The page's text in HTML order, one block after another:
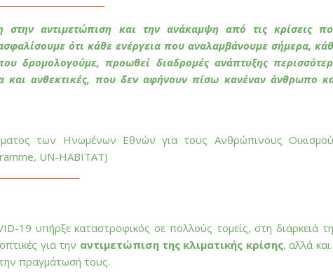
στην αντιμετώπιση και την ανάκαμψη από τις κρίσεις
ότι κάθε ενέργεια που αναλαμβάνουμε σήμερα,
δρομολογούμε, προωθεί διαδρομές ανάπτυξης
ανθεκτικές, που δεν αφήνουν πίσω κανέναν άνθρωπο
των Ηνωμένων Εθνών για τους Ανθρώπινους
UN-ΗΑΒΙΤΑΤ)
19 υπήρξε καταστροφικός σε πολλούς τομείς, στη διάρκειά
για την αντιμετώπιση της κλιματικής κρίσης, αλλά και
πραγμάτωσή τους.